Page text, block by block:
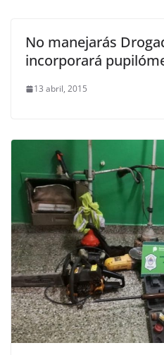
No manejarás
incorporará
13 abril, 2015